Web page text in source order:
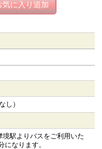
気に入り追加
し）
駅よりバスをご利用いた
になります。